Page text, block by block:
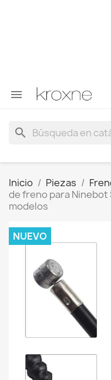

search
Inicio Piezas
de freno para Ninebot
modelos
NUEVO